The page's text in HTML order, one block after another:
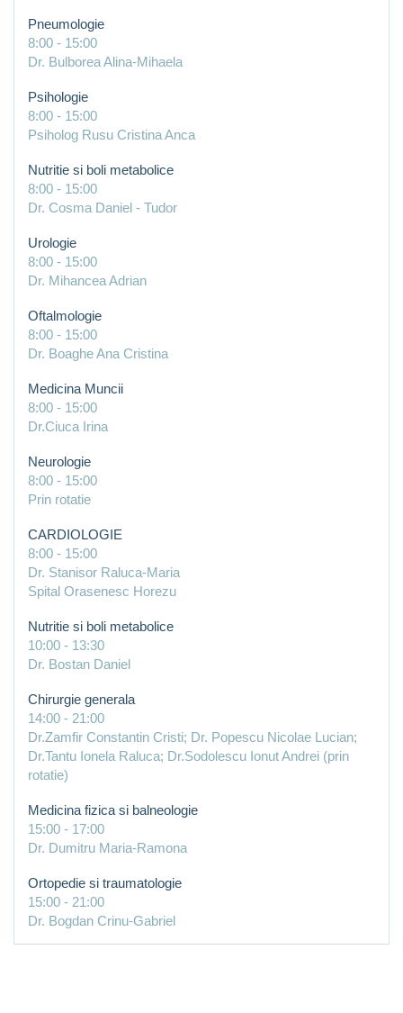
Pneumologie
8:00 - 15:00
Dr. Bulborea Alina-Mihaela
Psihologie
8:00 - 15:00
Psiholog Rusu Cristina Anca
Nutritie si boli metabolice
8:00 - 15:00
Dr. Cosma Daniel - Tudor
Urologie
8:00 - 15:00
Dr. Mihancea Adrian
Oftalmologie
8:00 - 15:00
Dr. Boaghe Ana Cristina
Medicina Muncii
8:00 - 15:00
Dr.Ciuca Irina
Neurologie
8:00 - 15:00
Prin rotatie
CARDIOLOGIE
8:00 - 15:00
Dr. Stanisor Raluca-Maria
Spital Orasenesc Horezu
Nutritie si boli metabolice
10:00 - 13:30
Dr. Bostan Daniel
Chirurgie generala
14:00 - 21:00
Dr.Zamfir Constantin Cristi; Dr. Popescu Nicolae Lucian;
Dr.Tantu Ionela Raluca; Dr.Sodolescu Ionut Andrei (prin
rotatie)
Medicina fizica si balneologie
15:00 - 17:00
Dr. Dumitru Maria-Ramona
Ortopedie si traumatologie
15:00 - 21:00
Dr. Bogdan Crinu-Gabriel